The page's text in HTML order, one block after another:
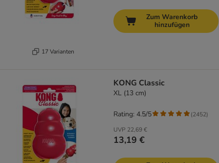
17 Varianten
Zum Warenkorb
hinzufügen
KONG Classic
XL (13 cm)
UVP 22,69 €
13,19 €
Rating: 4.5/5 (2452)